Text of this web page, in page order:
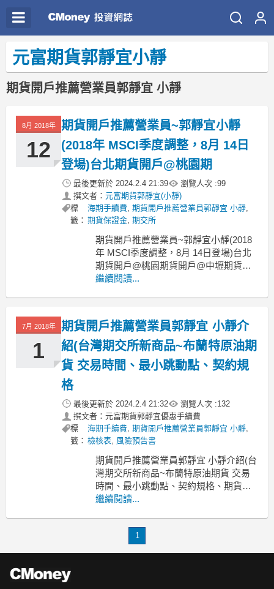
元富期貨郭靜宜小靜
期貨開戶推薦營業員郭靜宜 小靜
8月 2018年
12
期貨開戶推薦營業員~郭靜宜小靜
(2018年 MSCI季度調整，8月 14日
登場)台北期貨開戶@桃園期
最後更新於 2024.2.4 21:39 瀏覽人次 :99
撰文者： 元富期貨郭靜宜(小靜)
標
籤：
海期手續費,期貨開戶推薦營業員郭靜宜 小靜,
期貨保證金,期交所
期貨開戶推薦營業員~郭靜宜小靜(2018
年 MSCI季度調整，8月 14日登場)台北
期貨開戶@桃園期貨開戶@中壢期貨開
戶@新竹期貨開戶@苗栗期貨開戶@台
富期貨營業員手續費、元富期貨選擇
權、元富期貨郭靜宜、電子期貨、金融
期貨、ETF期
繼續閱讀...
7月 2018年
1
期貨開戶推薦營業員郭靜宜 小靜介
紹(台灣期交所新商品~布蘭特原油期
貨 交易時間、最小跳動點、契約規
格
最後更新於 2024.2.4 21:32 瀏覽人次 :132
撰文者：元富期貨郭靜宜優惠手續費
標
籤：
海期手續費,期貨開戶推薦營業員郭靜宜 小靜,
檢核表, 風險預告書
期貨開戶推薦營業員郭靜宜 小靜介紹(台
灣期交所新商品~布蘭特原油期貨 交易
時間、最小跳動點、契約規格、期貨保
證金、期交稅、要簽檢核表、風險預告
費、日經期貨手續費
繼續閱讀...
1